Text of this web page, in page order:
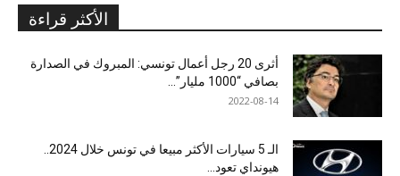
الأكثر قراءة
أثرى 20 رجل أعمال تونسي: المبروك في الصدارة
بصافي “1000 مليار”...
2022-08-14
هيونداي تعود...